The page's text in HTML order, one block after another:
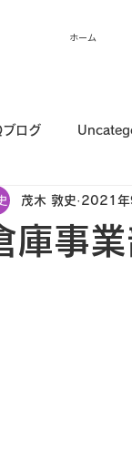
ホーム
ブログ
庫事
茂木 敦史 2021年